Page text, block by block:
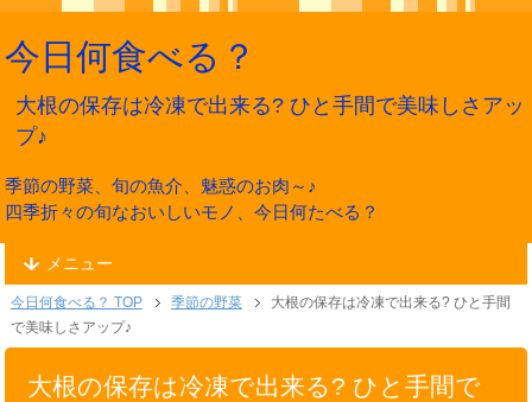
今日何食べる？
大根の保存は冷凍で出来る? ひと手間で美味しさアッ
プ♪
季節の野菜、旬の魚介、魅惑のお肉～♪
四季折々の旬なおいしいモノ、今日何たべる？
メニュー
今日何食べる？ TOP 季節の野菜
大根の保存は冷凍で出来る? ひと手間
で美味しさアップ♪
大根の保存は冷凍で出来る? ひと手間で